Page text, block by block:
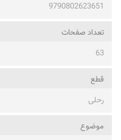
9790802623651
تعداد صفحات
63
قطع
رحلی
موضوع